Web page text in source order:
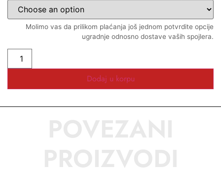
Molimo vas da prilikom plaćanja još jednom potvrdite opcije
ugradnje odnosno dostave vaših spojlera.
Dodaj u korpu